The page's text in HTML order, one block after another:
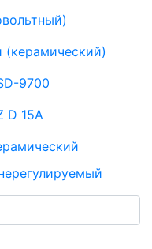
(керамический)
9700
D 15A